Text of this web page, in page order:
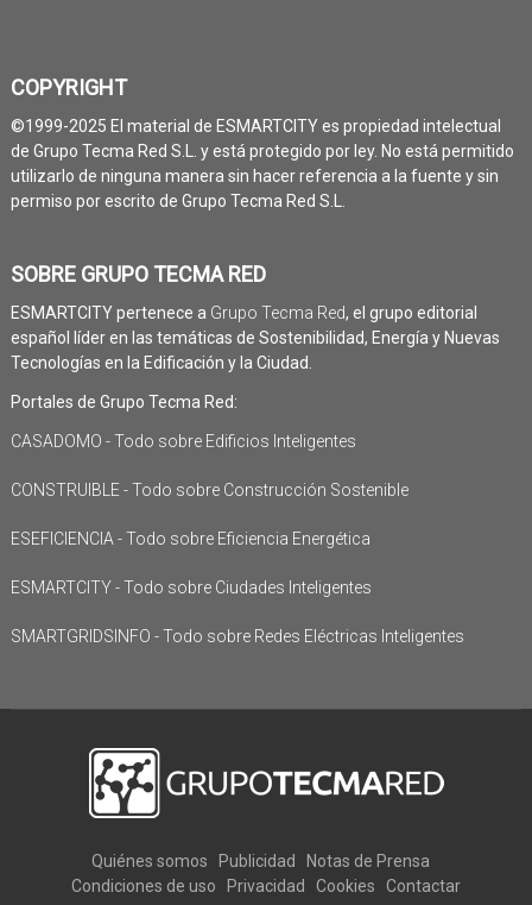
COPYRIGHT
©1999-2025 El material de ESMARTCITY es propiedad intelectual
de Grupo Tecma Red S.L. y está protegido por ley. No está permitido
utilizarlo de ninguna manera sin hacer referencia a la fuente y sin
permiso por escrito de Grupo Tecma Red S.L.
SOBRE GRUPO TECMA RED
ESMARTCITY pertenece a Grupo Tecma Red, el grupo editorial
español líder en las temáticas de Sostenibilidad, Energía y Nuevas
Tecnologías en la Edificación y la Ciudad.
Portales de Grupo Tecma Red:
CASADOMO - Todo sobre Edificios Inteligentes
CONSTRUIBLE - Todo sobre Construcción Sostenible
ESEFICIENCIA - Todo sobre Eficiencia Energética
ESMARTCITY - Todo sobre Ciudades Inteligentes
SMARTGRIDSINFO - Todo sobre Redes Eléctricas Inteligentes
Quiénes somos Publicidad
Notas de Prensa
Condiciones de uso
Privacidad Cookies Contactar